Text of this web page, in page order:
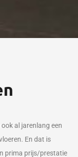
al jarenlang een
En dat is
prima prijs/prestatie